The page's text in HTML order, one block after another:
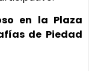
en la Plaza
de Piedad